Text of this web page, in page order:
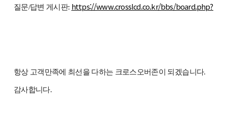
질문/답변 게시판: https://www.crosslcd.co.kr/bbs/
항상 고객만족에 최선을 다하는 크로스오버존이 되겠습니다.
감사합니다.